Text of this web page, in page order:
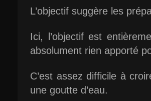
L’objectif suggère les
Ici, l’objectif est
absolument rien apporté
C’est assez difficile à
une goutte d’eau.